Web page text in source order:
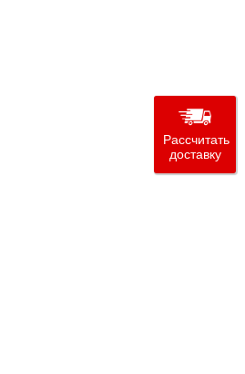
Рассчитать
доставку